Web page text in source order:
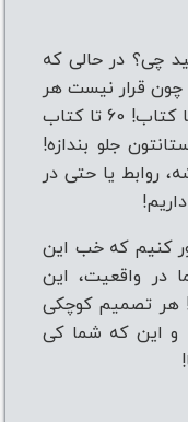
چی؟ در حالی که
چون قرار نیست هر
روز بهتر از دیروز بشن! می‌شه 60 تا کتاب! 60 تا کتاب
جلو بندازه!
روابط یا حتی در
کنیم که خب این
واقعیت، این
تصمیم کوچکی
این که شما کی